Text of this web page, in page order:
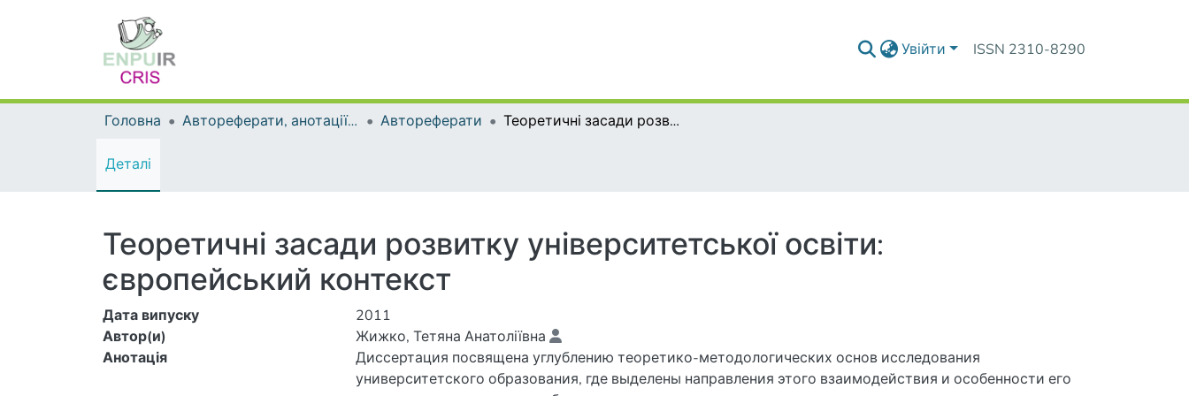
Увійти ISSN 2310-8290
Головна Автореферати, анотації до дисертацій та дисертації Автореферати Теоретичні засади розвитку університетської освіти: європейський контекст
Деталі
Теоретичні засади розвитку університетської освіти:
європейський контекст
Дата випуску
2011
Автор(и)
Жижко, Тетяна Анатоліївна
Анотація
Диссертация посвящена углублению теоретико-методологических основ исследования
университетского образования, где выделены направления этого взаимодействия и особенности его